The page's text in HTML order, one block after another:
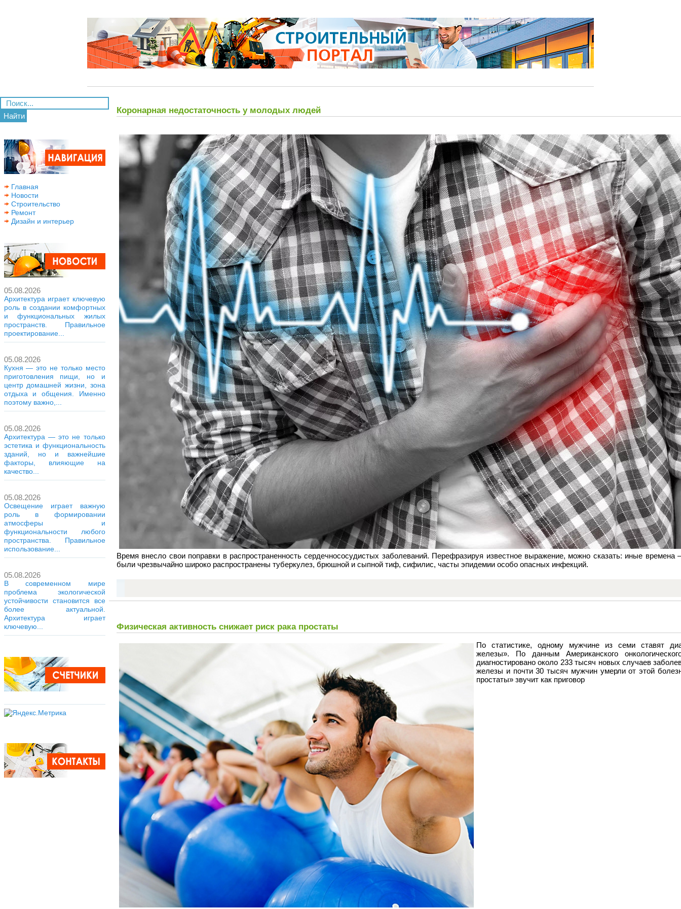
Найти
Главная
Новости
Строительство
Ремонт
Дизайн и интерьер
05.08.2026
Архитектура играет ключевую
роль в создании комфортных
и функциональных жилых
пространств. Правильное
проектирование...
05.08.2026
Кухня — это не только место
приготовления пищи, но и
центр домашней жизни, зона
отдыха и общения. Именно
поэтому важно,...
05.08.2026
Архитектура — это не только
эстетика и функциональность
зданий, но и важнейшие
факторы, влияющие на
качество...
05.08.2026
Освещение играет важную
роль в формировании
атмосферы и
функциональности любого
пространства. Правильное
использование...
05.08.2026
В современном мире
проблема экологической
устойчивости становится все
более актуальной.
Архитектура играет
ключевую...
Коронарная недостаточность у молодых людей
Время внесло свои поправки в распространенность сердечнососудистых заболеваний. Перефразируя известное выражение, можно сказать: иные
были чрезвычайно широко распространены туберкулез, брюшной и сыпной тиф, сифилис, часты эпидемии особо опасных инфекций.
Физическая активность снижает риск рака простаты
По статистике, одному мужчине из семи ставят
железы». По данным Американского
диагностировано около 233 тысяч новых случаев
железы и почти 30 тысяч мужчин умерли от этой
простаты» звучит как приговор